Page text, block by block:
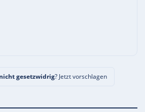
nicht gesetzwidrig? Jetzt vorschlagen